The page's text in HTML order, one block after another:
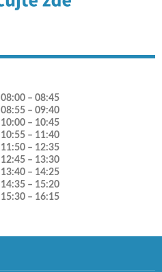
08:00 – 08:45
08:55 – 09:40
10:00 – 10:45
10:55 – 11:40
11:50 – 12:35
12:45 – 13:30
13:40 – 14:25
14:35 – 15:20
15:30 – 16:15